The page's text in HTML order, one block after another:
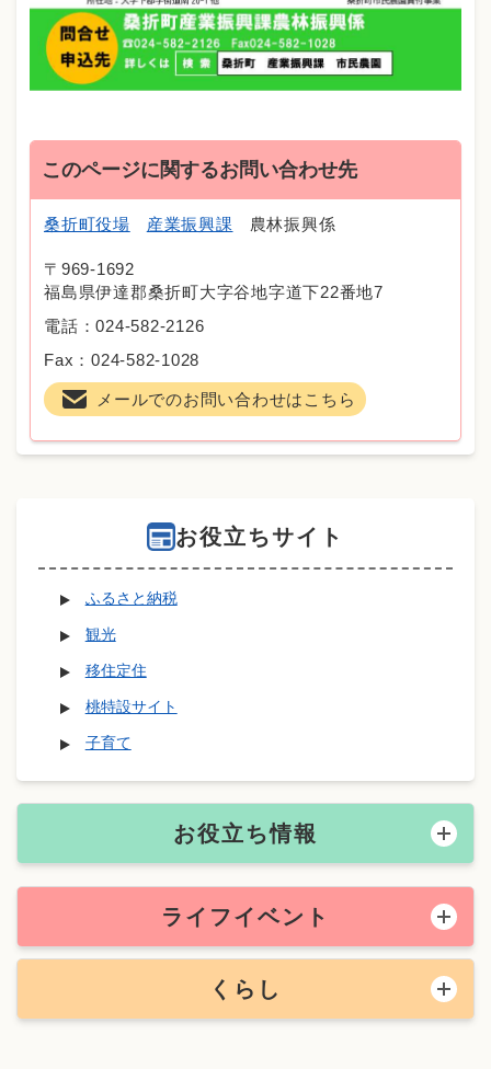
このページに関するお問い合わせ先
桑折町役場 産業振興課 農林振興係
〒969-1692
福島県伊達郡桑折町大字谷地字道下22番地7
電話：024-582-2126
Fax：024-582-1028
メールでのお問い合わせはこちら
お役立ちサイト
ふるさと納税
観光
移住定住
桃特設サイト
子育て
お役立ち情報
ライフイベント
くらし